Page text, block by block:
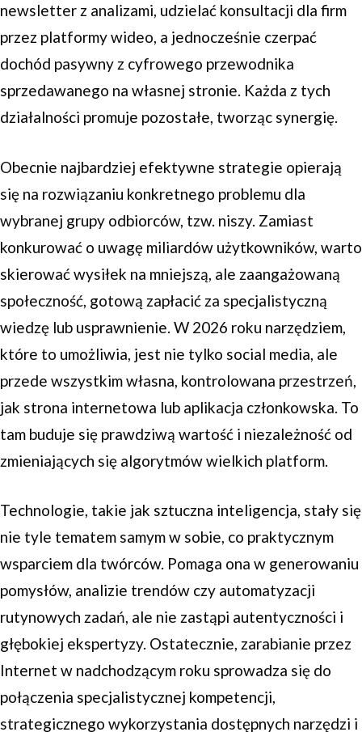
newsletter z analizami, udzielać konsultacji dla firm
przez platformy wideo, a jednocześnie czerpać
dochód pasywny z cyfrowego przewodnika
sprzedawanego na własnej stronie. Każda z tych
działalności promuje pozostałe, tworząc synergię.
Obecnie najbardziej efektywne strategie opierają
się na rozwiązaniu konkretnego problemu dla
wybranej grupy odbiorców, tzw. niszy. Zamiast
konkurować o uwagę miliardów użytkowników, warto
skierować wysiłek na mniejszą, ale zaangażowaną
społeczność, gotową zapłacić za specjalistyczną
wiedzę lub usprawnienie. W 2026 roku narzędziem,
które to umożliwia, jest nie tylko social media, ale
przede wszystkim własna, kontrolowana przestrzeń,
jak strona internetowa lub aplikacja członkowska. To
tam buduje się prawdziwą wartość i niezależność od
zmieniających się algorytmów wielkich platform.
Technologie, takie jak sztuczna inteligencja, stały się
nie tyle tematem samym w sobie, co praktycznym
wsparciem dla twórców. Pomaga ona w generowaniu
pomysłów, analizie trendów czy automatyzacji
rutynowych zadań, ale nie zastąpi autentyczności i
głębokiej ekspertyzy. Ostatecznie, zarabianie przez
Internet w nadchodzącym roku sprowadza się do
połączenia specjalistycznej kompetencji,
strategicznego wykorzystania dostępnych narzędzi i